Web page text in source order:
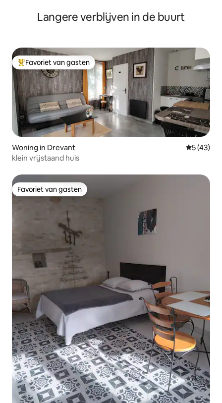
Langere verblijven in de buurt
Topfavoriet van gasten
Favoriet van gasten
Woning in Drevant
5 (43)
klein vrijstaand huis
Favoriet van gasten
Favoriet van gasten